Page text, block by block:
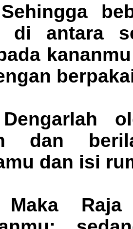
di antara
dan
dan isi
Maka